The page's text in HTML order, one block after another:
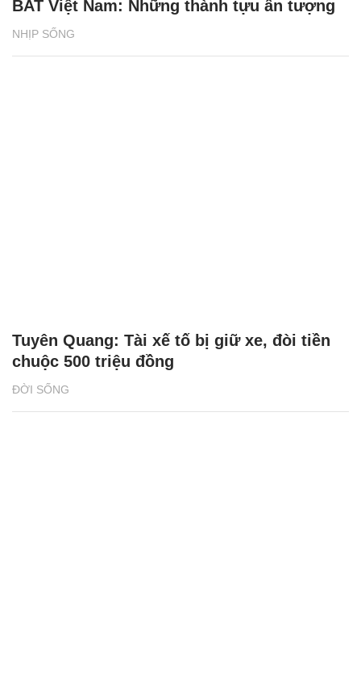
NHỊP SỐNG
BAT Việt Nam: Những thành tựu ấn tượng
ĐỜI SỐNG
Tuyên Quang: Tài xế tố bị giữ xe, đòi tiền
chuộc 500 triệu đồng